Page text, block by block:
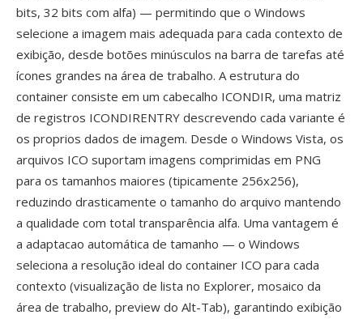
bits, 32 bits com alfa) — permitindo que o Windows
selecione a imagem mais adequada para cada contexto de
exibição, desde botões minúsculos na barra de tarefas até
ícones grandes na área de trabalho. A estrutura do
container consiste em um cabecalho ICONDIR, uma matriz
de registros ICONDIRENTRY descrevendo cada variante é
os proprios dados de imagem. Desde o Windows Vista, os
arquivos ICO suportam imagens comprimidas em PNG
para os tamanhos maiores (tipicamente 256x256),
reduzindo drasticamente o tamanho do arquivo mantendo
a qualidade com total transparência alfa. Uma vantagem é
a adaptacao automática de tamanho — o Windows
seleciona a resolução ideal do container ICO para cada
contexto (visualização de lista no Explorer, mosaico da
área de trabalho, preview do Alt-Tab), garantindo exibição